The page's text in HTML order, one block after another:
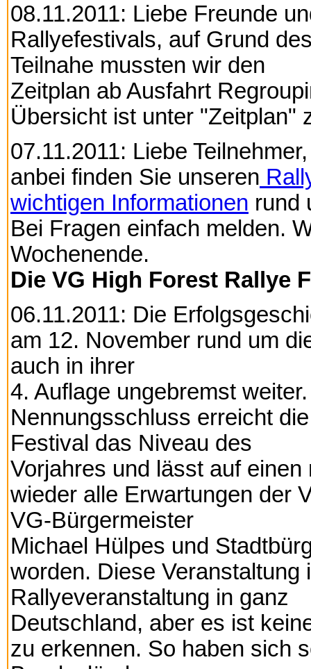
08.11.2011: Liebe Freunde
Rallyefestivals, auf Grund
Teilnahe mussten wir den
Zeitplan ab Ausfahrt
Übersicht ist unter "Zeitplan"
07.11.2011: Liebe Teilnehmer,
anbei finden Sie unseren
wichtigen Informationen rund
Bei Fragen einfach melden.
Wochenende.
Die VG High Forest Rallye
06.11.2011: Die
am 12. November rund um
auch in ihrer
4. Auflage ungebremst
Nennungsschluss erreicht
Festival das Niveau des
Vorjahres und lässt auf
wieder alle Erwartungen der
VG-Bürgermeister
Michael Hülpes und
worden. Diese Veranstaltung
Rallyeveranstaltung in ganz
Deutschland, aber es ist
zu erkennen. So haben sich